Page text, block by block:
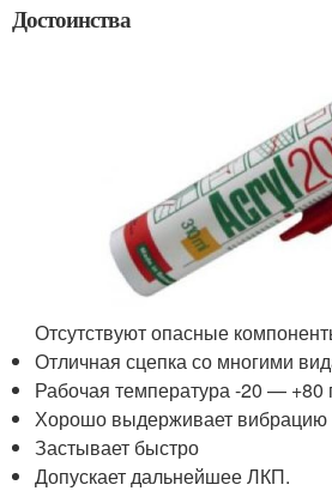
Достоинства
Отсутствуют опасные
Отличная сцепка со многими
Рабочая температура -20 — +80
Хорошо выдерживает вибрацию
Застывает быстро
Допускает дальнейшее ЛКП.